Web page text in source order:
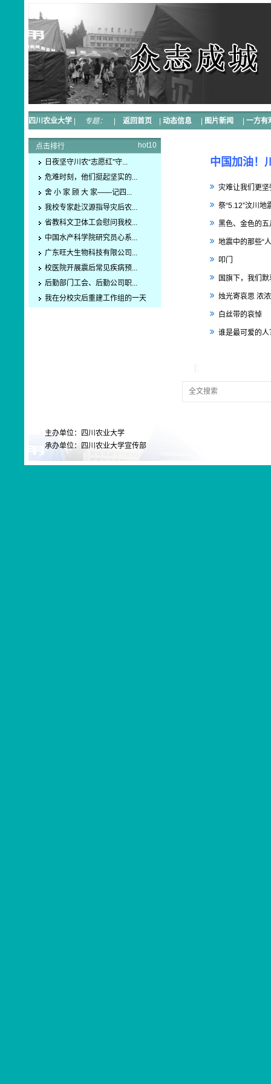
四川农业大学 专题： 返回首页 动态信息 图片新闻 一方有
点击排行
hot10
日夜坚守川农“志愿红”守...
危难时刻，他们挺起坚实的...
舍 小 家 顾 大 家——记四...
我校专家赴汉源指导灾后农...
省教科文卫体工会慰问我校...
中国水产科学院研究员心系...
广东旺大生物科技有限公司...
校医院开展震后常见疾病预...
后勤部门工会、后勤公司职...
我在分校灾后重建工作组的一天
中国加油！
灾难让我们更坚
祭“5.12”汶川地
黑色、金色的五
地震中的那些“
叩门
国旗下，我们默
烛光寄哀思 浓
白丝带的哀悼
谁是最可爱的人
主办单位：四川农业大学
承办单位：四川农业大学宣传部